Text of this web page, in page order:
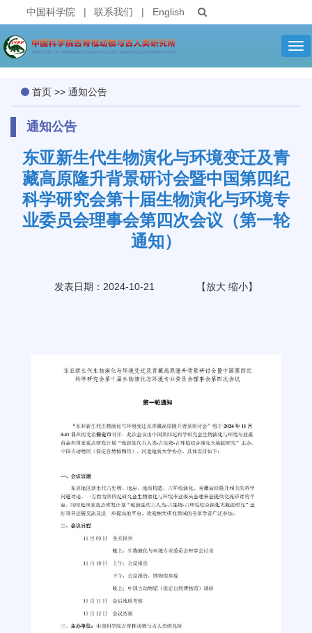
中国科学院 | 联系我们 | English
首页 >> 通知公告
通知公告
东亚新生代生物演化与环境变迁及青
藏高原隆升背景研讨会暨中国第四纪
科学研究会第十届生物演化与环境专
业委员会理事会第四次会议（第一轮
通知）
发表日期：2024-10-21 【放大 缩小】